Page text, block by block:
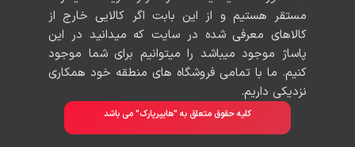
مستقر هستیم و از این بابت اگر کالایی خارج از
کالاهای معرفی شده در سایت که میدانید در این
پاساژ موجود میباشد را میتوانیم برای شما موجود
کنیم. ما با تمامی فروشگاه های منطقه خود همکاری
نزدیکی داریم.
کلیه حقوق متعلق به "هایپرپارک" می باشد